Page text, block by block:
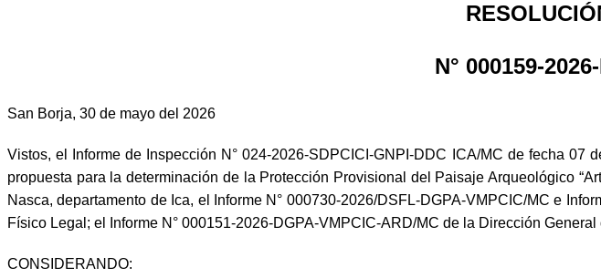
N° 000159-
San Borja, 30 de mayo del 2026
Vistos, el Informe de Inspección N° 024-2026-SDPCICI-GNPI-DDC ICA/MC de fecha
propuesta para la determinación de la Protección Provisional del Paisaje Arqueológico
Nasca, departamento de Ica, el Informe N° 000730-2026/DSFL-DGPA-VMPCIC/MC e
Físico Legal; el Informe N° 000151-2026-DGPA-VMPCIC-ARD/MC de la Dirección
CONSIDERANDO: